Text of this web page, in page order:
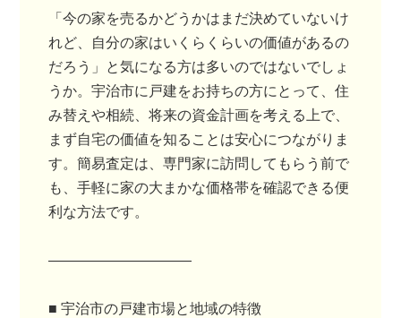
「今の家を売るかどうかはまだ決めていないけ
れど、自分の家はいくらくらいの価値があるの
だろう」と気になる方は多いのではないでしょ
うか。宇治市に戸建をお持ちの方にとって、住
み替えや相続、将来の資金計画を考える上で、
まず自宅の価値を知ることは安心につながりま
す。簡易査定は、専門家に訪問してもらう前で
も、手軽に家の大まかな価格帯を確認できる便
利な方法です。
――――――――――
■ 宇治市の戸建市場と地域の特徴